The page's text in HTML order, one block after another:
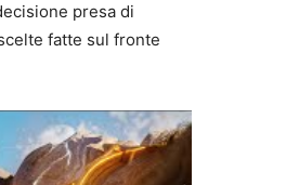
presa di
fatte sul fronte